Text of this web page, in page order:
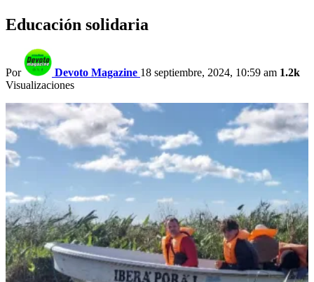
Educación solidaria
Por Devoto Magazine 18 septiembre, 2024, 10:59 am 1.2k
Visualizaciones